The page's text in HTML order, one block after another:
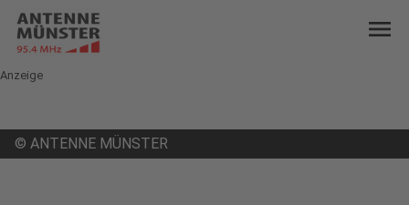
menu
Anzeige
© ANTENNE MÜNSTER